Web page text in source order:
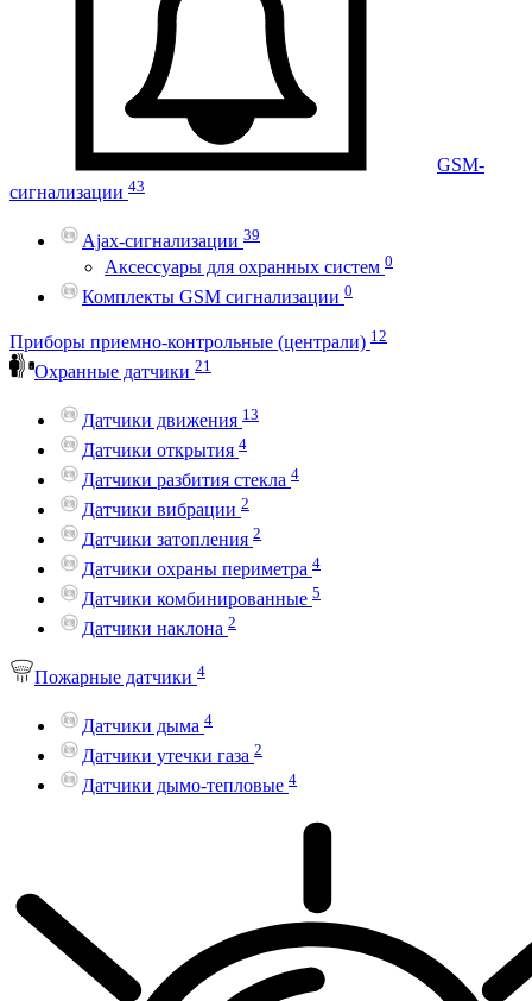
GSM-
сигнализации 43
Ajax-сигнализации 39
Аксессуары для охранных систем 0
Комплекты GSM сигнализации 0
Приборы приемно-контрольные (централи) 12
Охранные датчики 21
Датчики движения 13
Датчики открытия 4
Датчики разбития стекла 4
Датчики вибрации 2
Датчики затопления 2
Датчики охраны периметра 4
Датчики комбинированные 5
Датчики наклона 2
Пожарные датчики 4
Датчики дыма 4
Датчики утечки газа 2
Датчики дымо-тепловые 4